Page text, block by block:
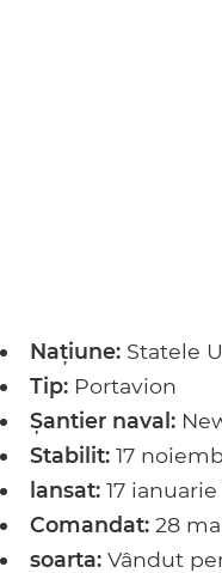
Naţiune:Statele
Tip:Portavion
Şantier naval:
Stabilit:17
lansat:17 ianuarie
Comandat:28
soarta:Vândut